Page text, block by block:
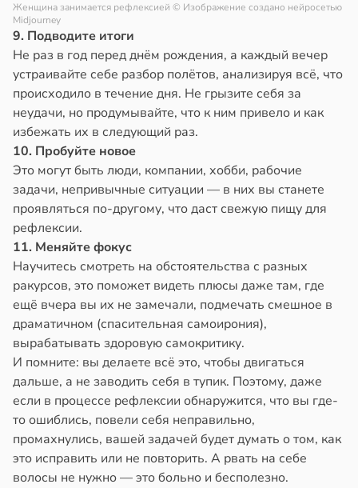
Женщина занимается рефлексией © Изображение создано нейросетью
Midjourney
9. Подводите итоги
Не раз в год перед днём рождения, а каждый вечер
устраивайте себе разбор полётов, анализируя всё, что
происходило в течение дня. Не грызите себя за
неудачи, но продумывайте, что к ним привело и как
избежать их в следующий раз.
10. Пробуйте новое
Это могут быть люди, компании, хобби, рабочие
задачи, непривычные ситуации — в них вы станете
проявляться по-другому, что даст свежую пищу для
рефлексии.
11. Меняйте фокус
Научитесь смотреть на обстоятельства с разных
ракурсов, это поможет видеть плюсы даже там, где
ещё вчера вы их не замечали, подмечать смешное в
драматичном (спасительная самоирония),
вырабатывать здоровую самокритику.
И помните: вы делаете всё это, чтобы двигаться
дальше, а не заводить себя в тупик. Поэтому, даже
если в процессе рефлексии обнаружится, что вы где-
то ошиблись, повели себя неправильно,
промахнулись, вашей задачей будет думать о том, как
это исправить или не повторить. А рвать на себе
волосы не нужно — это больно и бесполезно.